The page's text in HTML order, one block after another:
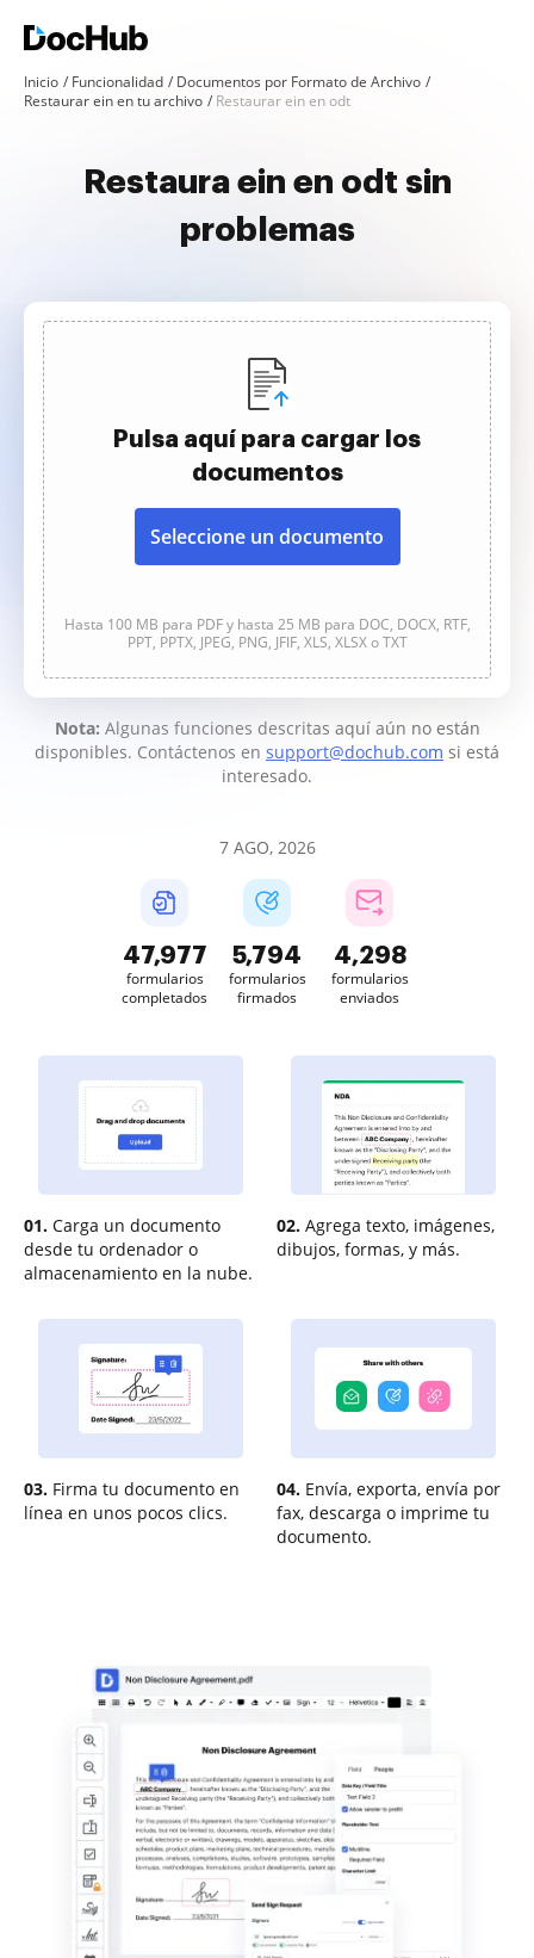
Inicio Funcionalidad
Documentos por Formato de Archivo
Restaurar ein en tu archivo
Restaurar ein en odt
Restaura ein en odt sin
problemas
Pulsa aquí para cargar los
documentos
Seleccione un documento
Hasta 100 MB para PDF y hasta 25 MB para DOC, DOCX, RTF,
PPT, PPTX, JPEG, PNG, JFIF, XLS, XLSX o TXT
Nota: Algunas funciones descritas aquí aún no están
disponibles. Contáctenos en support@dochub.com si está
interesado.
7 AGO, 2026
47,977
formularios
completados
5,794
formularios
firmados
4,299
formularios
enviados
01. Carga un documento
desde tu ordenador o
almacenamiento en la nube.
02. Agrega texto, imágenes,
dibujos, formas, y más.
03. Firma tu documento en
línea en unos pocos clics.
04. Envía, exporta, envía por
fax, descarga o imprime tu
documento.